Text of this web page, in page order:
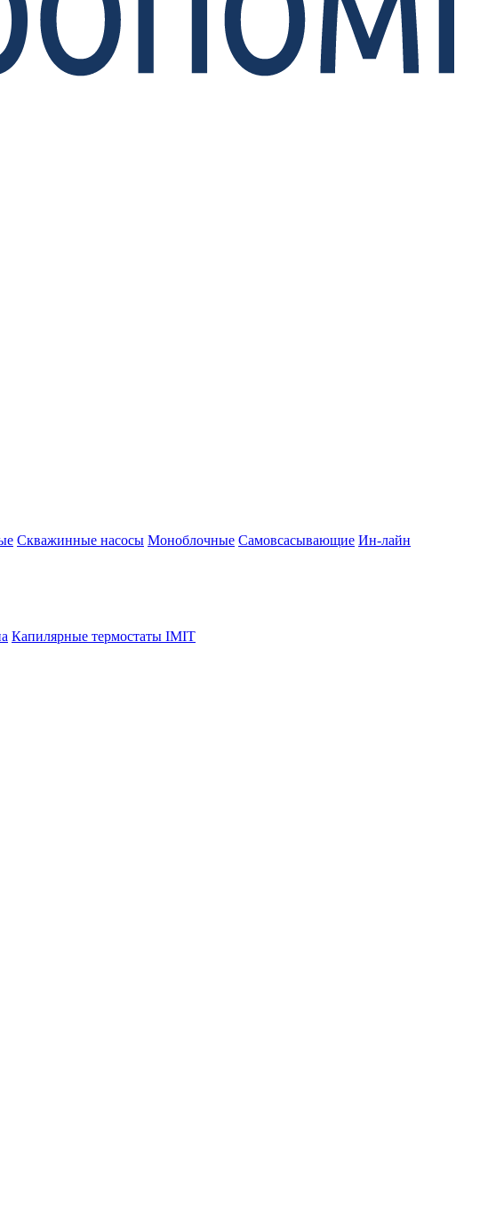
Скважинные насосы Моноблочные Самовсасывающие Ин-лайн
Капилярные термостаты IMIT